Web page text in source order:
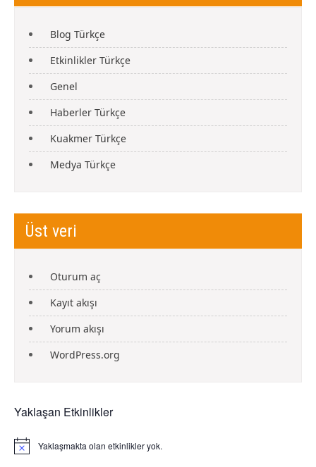
Blog Türkçe
Etkinlikler Türkçe
Genel
Haberler Türkçe
Kuakmer Türkçe
Medya Türkçe
Üst veri
Oturum aç
Kayıt akışı
Yorum akışı
WordPress.org
Yaklaşan Etkinlikler
N
Yaklaşmakta olan etkinlikler yok.